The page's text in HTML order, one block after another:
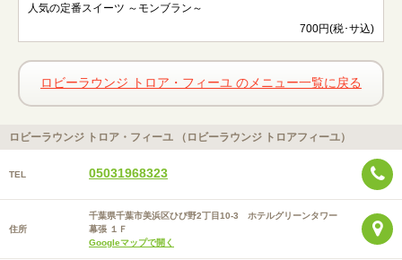
人気の定番スイーツ ～モンブラン～
700円(税･サ込)
ロビーラウンジ トロア・フィーユ のメニュー一覧に戻る
ロビーラウンジ トロア・フィーユ （ロビーラウンジ トロアフィーユ）
TEL 05031968323
住所
千葉県千葉市美浜区ひび野2丁目10-3 ホテルグリーンタワー
幕張 １Ｆ
Googleマップで開く